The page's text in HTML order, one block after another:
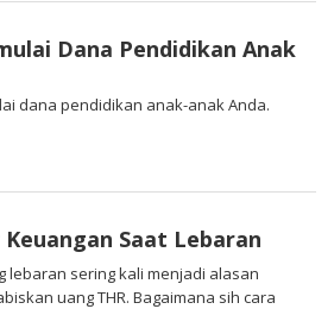
Dana Pendidikan Anak
dana pendidikan anak-anak Anda.
Saat Lebaran
lebaran sering kali menjadi alasan
uang THR. Bagaimana sih cara